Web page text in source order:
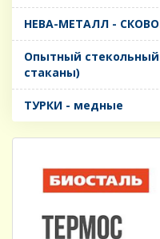
НЕВА-МЕТАЛЛ -
Опытный
стаканы)
ТУРКИ - медные